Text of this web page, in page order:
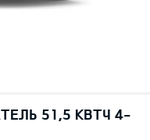
51,5 КВТЧ 4-